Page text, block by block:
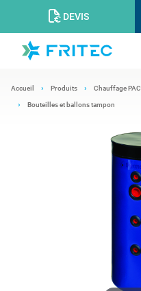
DEVIS
Accueil Produits Chauffage PAC
Bouteilles et ballons tampon